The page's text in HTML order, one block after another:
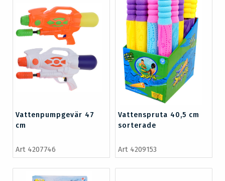
Vattenpumpgevär 47
cm
Art 4207746
Vattenspruta 40,5 cm
sorterade
Art 4209153